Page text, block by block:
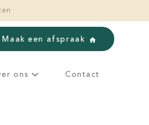
Maak een afspraak
ons Contact